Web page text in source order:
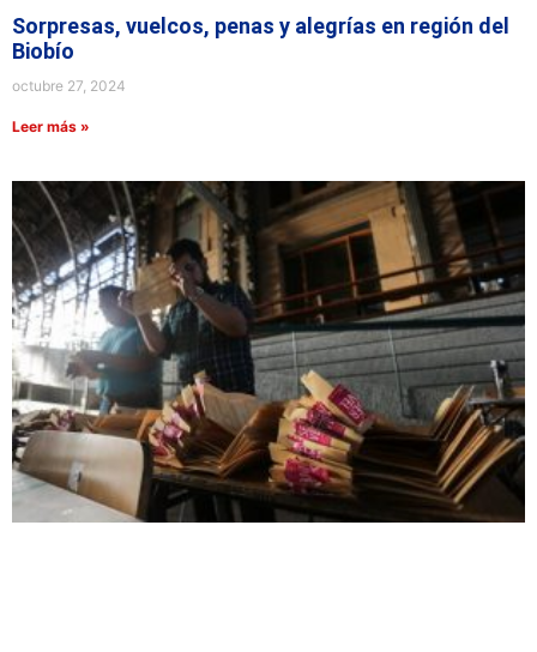
Sorpresas, vuelcos, penas y alegrías en región del
Biobío
octubre 27, 2024
Leer más »